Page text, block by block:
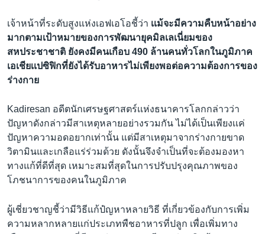
เจ้าหน้าที่ระดับสูงแห่งเอฟเอโอชี้ว่า เเม้จะมีความคืบหน้าอย่าง
มากตามเป้าหมายของการพัฒนายุคมิลเลเนี่ยมของ
สหประชาชาติ ยังคงมีคนเกือบ 490 ล้านคนทั่วโลกในภูมิภาค
เอเชียเเปซิฟิกที่ยังได้รับอาหารไม่เพียงพอต่อความต้องการของ
ร่างกาย
Kadiresan อดีตนักเศรษฐศาสตร์เเห่งธนาคารโลกกล่าวว่า
ปัญหาดังกล่าวมีสาเหตุหลายอย่างรวมกัน ไม่ได้เป็นเพียงเเค่
ปัญหาความอดอยากเท่านั้น แต่มีสาเหตุมาจากร่างกายขาด
วิตามินและเกลือแร่ร่วมด้วย ดังนั้นจึงจำเป็นที่จะต้องมองหา
ทางแก้ที่ดีที่สุด เหมาะสมที่สุดในการปรับปรุงคุณภาพของ
โภชนาการของคนในภูมิภาค
ผู้เชี่ยวชาญชี้ว่ามีวิธีแก้ปํญหาหลายวิธี ที่เกี่ยวข้องกับการเพิ่ม
ความหลากหลายเเก่ประเภทพืชอาหารที่ปลูก เพื่อเพิ่มทาง